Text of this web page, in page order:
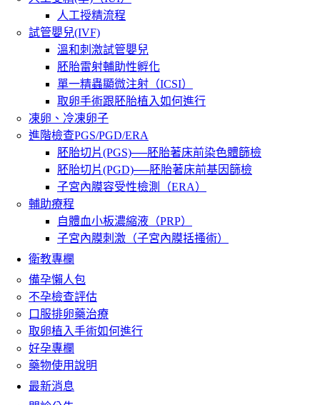
人工授精流程
試管嬰兒(IVF)
溫和刺激試管嬰兒
胚胎雷射輔助性孵化
單一精蟲顯微注射（ICSI）
取卵手術跟胚胎植入如何進行
凍卵、冷凍卵子
進階檢查PGS/PGD/ERA
胚胎切片(PGS)──胚胎著床前染色體篩檢
胚胎切片(PGD)──胚胎著床前基因篩檢
子宮內膜容受性檢測（ERA）
輔助療程
自體血小板濃縮液（PRP）
子宮內膜刺激（子宮內膜括搔術）
衛教專欄
備孕懶人包
不孕檢查評估
口服排卵藥治療
取卵植入手術如何進行
好孕專欄
藥物使用說明
最新消息